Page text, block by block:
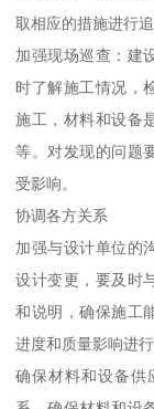
取相应的措施进行追
加强现场巡查：建
时了解施工情况，
施工，材料和设备
等。对发现的问题
受影响。
协调各方关系
加强与设计单位的
设计变更，要及时
和说明，确保施工
进度和质量影响进
确保材料和设备供